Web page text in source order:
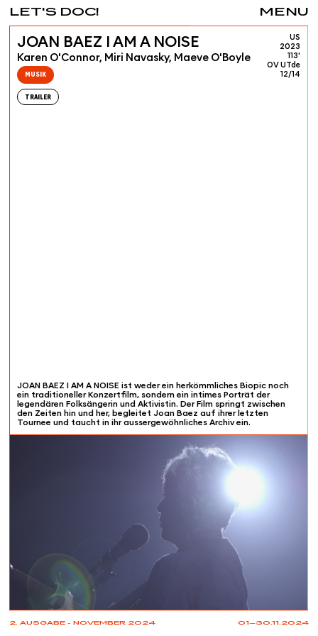
01—30.11.2024
2. AUSGABE - NOVEMBER 2024
MENU
LET'S DOC!
JOAN BAEZ I AM A NOISE
Karen O'Connor, Miri Navasky, Maeve O'Boyle
MUSIK
TRAILER
US
2023
113'
OV UTde
12/14
JOAN BAEZ I AM A NOISE ist weder ein herkömmliches Biopic noch
ein traditioneller Konzertfilm, sondern ein intimes Porträt der
legendären Folksängerin und Aktivistin. Der Film springt zwischen
den Zeiten hin und her, begleitet Joan Baez auf ihrer letzten
Tournee und taucht in ihr aussergewöhnliches Archiv ein.